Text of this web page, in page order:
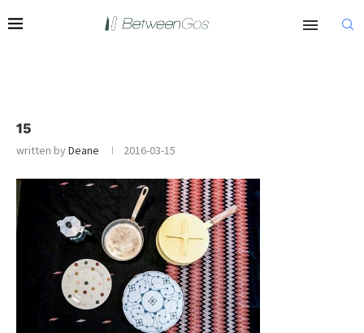
15
written byDeane 2016-03-15